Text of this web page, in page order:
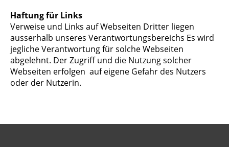
Haftung für Links
Verweise und Links auf Webseiten Dritter liegen
ausserhalb unseres Verantwortungsbereichs Es wird
jegliche Verantwortung für solche Webseiten
abgelehnt. Der Zugriff und die Nutzung solcher
Webseiten erfolgen auf eigene Gefahr des Nutzers
oder der Nutzerin.